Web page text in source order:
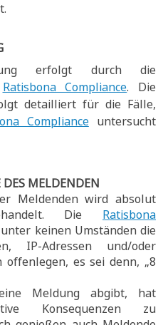
erfolgt durch die
Ratisbona Compliance. Die
detailliert für die Fälle,
Complianceuntersucht
MELDENDEN
Meldenden wird absolut
Die Ratisbona
keinen Umständen die
IP-Adressen und/oder
offenlegen, es sei denn, „8
Meldung abgibt, hat
Konsequenzen zu